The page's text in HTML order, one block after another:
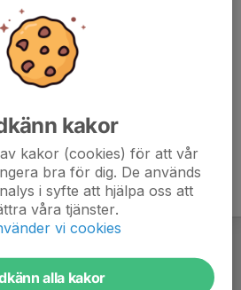
kakor
kakor (cookies) för att vår
bra för dig. De används
i syfte att hjälpa oss att
våra tjänster.
vi cookies
alla kakor